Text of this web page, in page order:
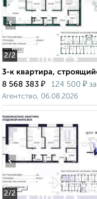
2/2
‹
3-к квартира,
8 568 383 ₽ 124 500 ₽
Агентство, 06.08.2026
2/2
‹